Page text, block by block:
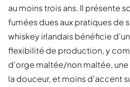
au moins trois ans. Il présente
fumées dues aux pratiques de
whiskey irlandais bénéficie
flexibilité de production, y
d'orge maltée/non maltée,
la douceur, et moins d'accent